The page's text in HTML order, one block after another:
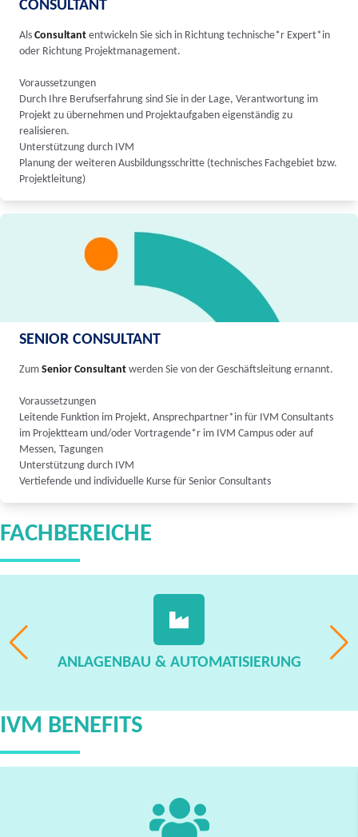
CONSULTANT
Als Consultant entwickeln Sie sich in Richtung technische*r Expert*in
oder Richtung Projektmanagement.
Voraussetzungen
Durch Ihre Berufserfahrung sind Sie in der Lage, Verantwortung im
Projekt zu übernehmen und Projektaufgaben eigenständig zu
realisieren.
Unterstützung durch IVM
Planung der weiteren Ausbildungsschritte (technisches Fachgebiet bzw.
Projektleitung)
SENIOR CONSULTANT
Zum Senior Consultant werden Sie von der Geschäftsleitung ernannt.
Voraussetzungen
Leitende Funktion im Projekt, Ansprechpartner*in für IVM Consultants
im Projektteam und/oder Vortragende*r im IVM Campus oder auf
Messen, Tagungen
Unterstützung durch IVM
Vertiefende und individuelle Kurse für Senior Consultants
FACHBEREICHE
ANLAGENBAU & AUTOMATISIERUNG
IVM BENEFITS